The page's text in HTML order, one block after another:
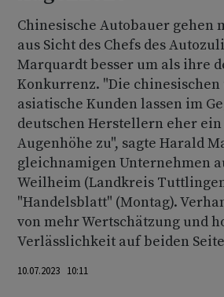
Chinesische Autobauer gehen
aus Sicht des Chefs des
Marquardt besser um als ihre
Konkurrenz. "Die chinesischen
asiatische Kunden lassen im
deutschen Herstellern eher
Augenhöhe zu", sagte Harald
gleichnamigen Unternehmen
Weilheim (Landkreis
"Handelsblatt" (Montag).
von mehr Wertschätzung und
Verlässlichkeit auf beiden
10.07.2023 10:11